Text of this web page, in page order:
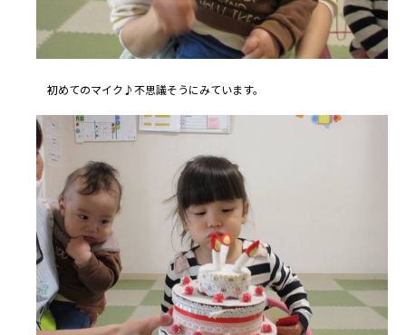
初めてのマイク♪不思議そうにみています。